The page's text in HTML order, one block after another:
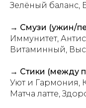
Зелёный баланс,
→ Смузи (ужин/
Иммунитет,
Витаминный,
→ Стики (между
Уют и Гармония,
Матча латте,